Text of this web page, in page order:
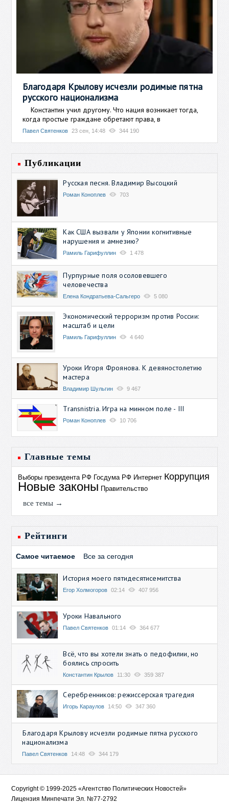
Благодаря Крылову исчезли родимые пятна
русского национализма
Константин учил другому. Что нация возникает тогда,
когда простые граждане обретают права, в
Павел Святенков 23 сен, 14:48 344 190
Публикации
Русская песня. Владимир Высоцкий
Роман Коноплев 703
Как США вызвали у Японии когнитивные
нарушения и амнезию?
Рамиль Гарифуллин 1 478
Пурпурные поля осоловевшего
человечества
Елена Кондратьева-Сальгеро 5 080
Экономический терроризм против России:
масштаб и цели
Рамиль Гарифуллин 4 640
Уроки Игоря Фроянова. К девяностолетию
мастера
Владимир Шульгин 9 467
Transnistria. Игра на минном поле - III
Роман Коноплев 10 706
Главные темы
Выборы президента РФ Госдума РФ Интернет Коррупция
Новые законы Правительство
все темы →
Рейтинги
Самое читаемое Все за сегодня
История моего пятидесятисемитства
Егор Холмогоров 02:14 407 956
Уроки Навального
Павел Святенков 01:14 364 677
Всё, что вы хотели знать о педофилии, но
боялись спросить
Константин Крылов 11:30 359 387
Серебренников: режиссерская трагедия
Игорь Караулов 14:50 347 360
Благодаря Крылову исчезли родимые пятна русского
национализма
Павел Святенков 14:48 344 179
Copyright © 1999-2025 «Агентство Политических Новостей»
Лицензия Минпечати Эл. №77-2792